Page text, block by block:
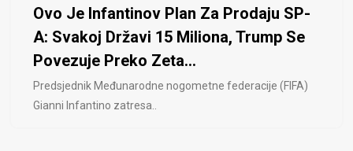
Ovo Je Infantinov Plan Za Prodaju SP-
A: Svakoj Državi 15 Miliona, Trump Se
Povezuje Preko Zeta...
Predsjednik Međunarodne nogometne federacije (FIFA)
Gianni Infantino zatresa..